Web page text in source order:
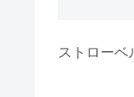
ストローベ